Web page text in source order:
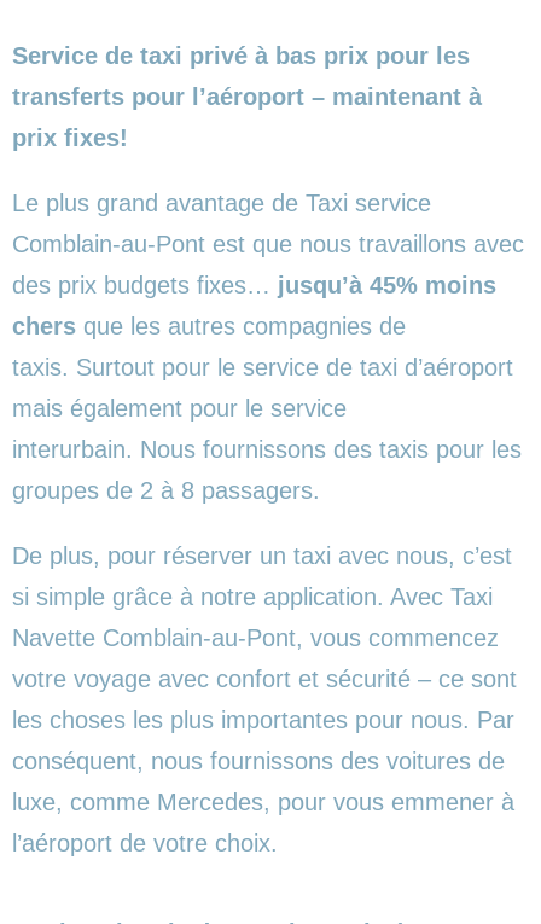
Service de taxi privé à bas prix pour les
transferts pour l’aéroport – maintenant à
prix fixes!
Le plus grand avantage de Taxi service
Comblain-au-Pont est que nous travaillons avec
des prix budgets fixes… jusqu’à 45% moins
chers que les autres compagnies de
taxis. Surtout pour le service de taxi d’aéroport
mais également pour le service
interurbain. Nous fournissons des taxis pour les
groupes de 2 à 8 passagers.
De plus, pour réserver un taxi avec nous, c’est
si simple grâce à notre application. Avec Taxi
Navette Comblain-au-Pont, vous commencez
votre voyage avec confort et sécurité – ce sont
les choses les plus importantes pour nous. Par
conséquent, nous fournissons des voitures de
luxe, comme Mercedes, pour vous emmener à
l’aéroport de votre choix.